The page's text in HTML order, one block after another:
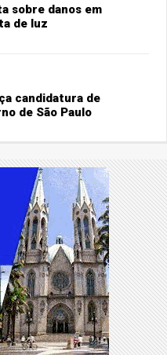
sobre danos em
de luz
candidatura de
de São Paulo